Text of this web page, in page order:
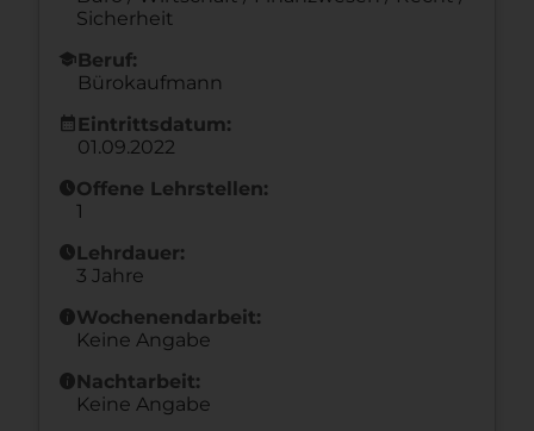
Sicherheit
schoolBeruf:
Bürokaufmann
calendar_month Eintrittsdatum:
01.09.2022
scheduleOffene Lehrstellen:
1
scheduleLehrdauer:
3 Jahre
infoWochenendarbeit:
Keine Angabe
infoNachtarbeit:
Keine Angabe